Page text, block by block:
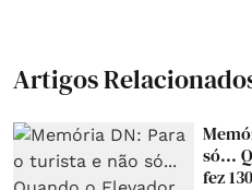
Artigos
só...
fez